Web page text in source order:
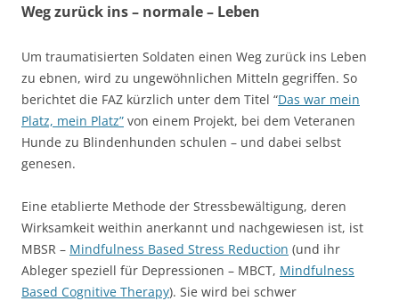
Weg zurück ins – normale – Leben
Um traumatisierten Soldaten einen Weg zurück ins Leben
zu ebnen, wird zu ungewöhnlichen Mitteln gegriffen. So
berichtet die FAZ kürzlich unter dem Titel “Das war mein
Platz, mein Platz” von einem Projekt, bei dem Veteranen
Hunde zu Blindenhunden schulen – und dabei selbst
genesen.
Eine etablierte Methode der Stressbewältigung, deren
Wirksamkeit weithin anerkannt und nachgewiesen ist, ist
MBSR – Mindfulness Based Stress Reduction (und ihr
Ableger speziell für Depressionen – MBCT, Mindfulness
Based Cognitive Therapy). Sie wird bei schwer